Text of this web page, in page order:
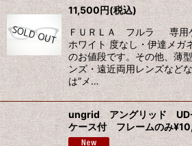
11,500円(税込)
ＦＵＲＬＡ フルラ 専用
ホワイト 度なし・伊達メガ
のお値段です。その他、薄
ンズ・遠近両用レンズなど
は”メ…
ungrid アングリッド
ケース付 フレームのみ